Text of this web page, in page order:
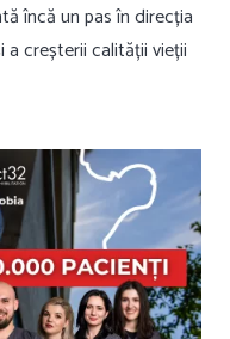
încă un pas în direcția
creșterii calității vieții